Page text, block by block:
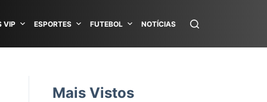
VIP ESPORTES FUTEBOL NOTÍCIAS
Mais Vistos